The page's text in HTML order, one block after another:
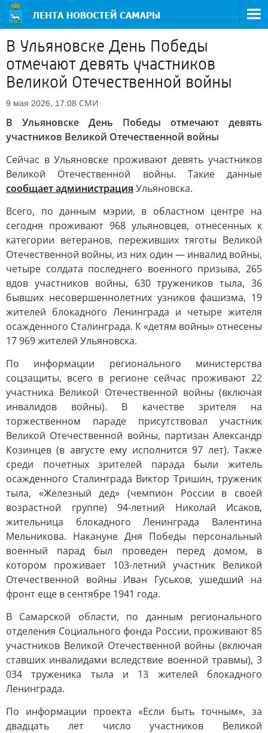
В Ульяновске День Победы
отмечают девять участников
Великой Отечественной войны
9 мая 2026, 17:08 СМИ
В Ульяновске День Победы отмечают девять
участников Великой Отечественной войны
Сейчас в Ульяновске проживают девять участников
Великой Отечественной войны. Такие данные
сообщает администрация Ульяновска.
Всего, по данным мэрии, в областном центре на
сегодня проживают 968 ульяновцев, отнесенных к
категории ветеранов, переживших тяготы Великой
Отечественной войны, из них один — инвалид войны,
четыре солдата последнего военного призыва, 265
вдов участников войны, 630 тружеников тыла, 36
бывших несовершеннолетних узников фашизма, 19
жителей блокадного Ленинграда и четыре жителя
осажденного Сталинграда. К «детям войны» отнесены
17 969 жителей Ульяновска.
По информации регионального министерства
соцзащиты, всего в регионе сейчас проживают 22
участника Великой Отечественной войны (включая
инвалидов войны). В качестве зрителя на
торжественном параде присутствовал участник
Великой Отечественной войны, партизан Александр
Козинцев (в августе ему исполнится 97 лет). Также
среди почетных зрителей парада были житель
осажденного Сталинграда Виктор Тришин, труженик
тыла, «Железный дед» (чемпион России в своей
возрастной группе) 94-летний Николай Исаков,
жительница блокадного Ленинграда Валентина
Мельникова. Накануне Дня Победы персональный
военный парад был проведен перед домом, в
котором проживает 103-летний участник Великой
Отечественной войны Иван Гуськов, ушедший на
фронт еще в сентябре 1941 года.
В Самарской области, по данным регионального
отделения Социального фонда России, проживают 85
участников Великой Отечественной войны (включая
ставших инвалидами вследствие военной травмы), 3
034 труженика тыла и 13 жителей блокадного
Ленинграда.
По информации проекта «Если быть точным», за
двадцать лет число участников Великой